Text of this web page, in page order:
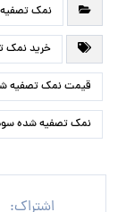
نمک
خرید نمک
قیمت نمک تصفیه
نمک تصفیه شده